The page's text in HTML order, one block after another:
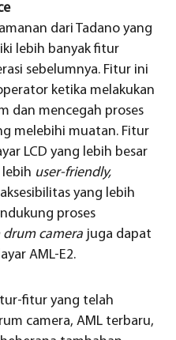
dari Tadano yang
lebih banyak fitur
sebelumnya. Fitur ini
ketika melakukan
dan mencegah proses
melebihi muatan. Fitur
LCD yang lebih besar
user-friendly,
yang lebih
proses
drum camera juga dapat
AML-E2.
fitur yang telah
camera, AML terbaru,